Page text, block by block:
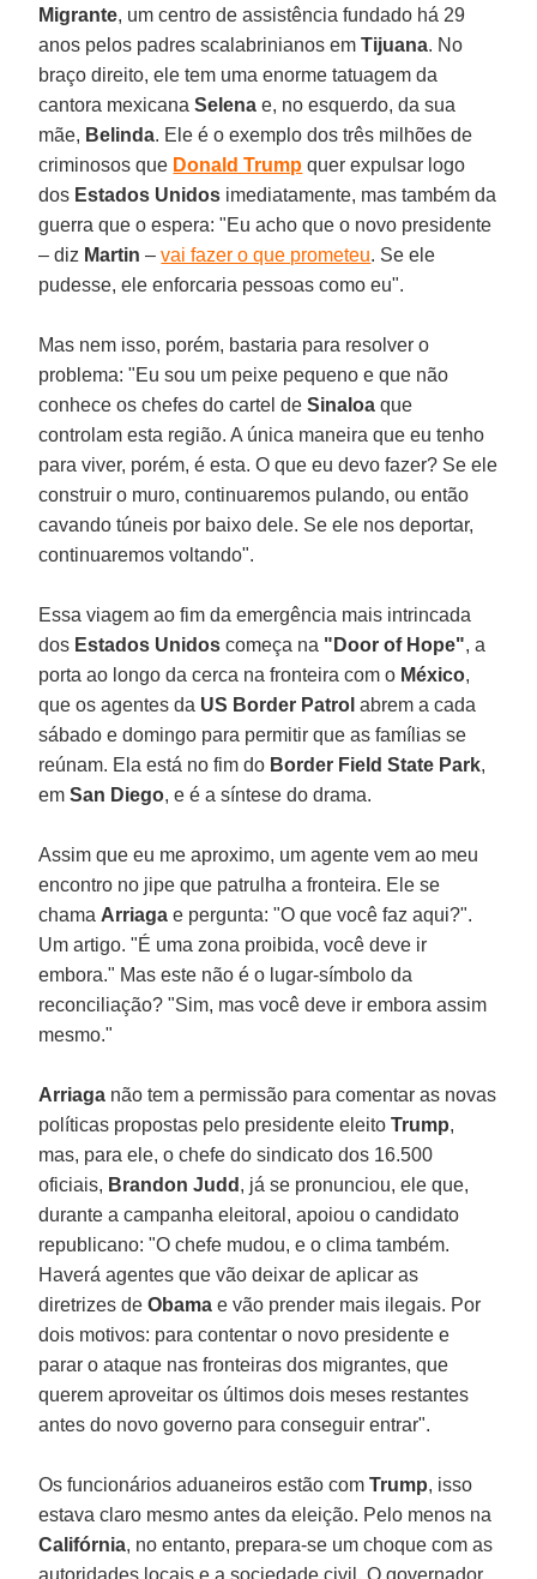
Migrante, um centro de assistência fundado há 29
anos pelos padres scalabrinianos emTijuana. No
braço direito, ele tem uma enorme tatuagem da
cantora mexicanaSelena e, no esquerdo, da sua
mãe, Belinda. Ele é o exemplo dos três milhões de
criminosos que Donald Trump quer expulsar logo
dos Estados Unidos imediatamente, mas também da
guerra que o espera: "Eu acho que o novo presidente
– diz Martin –vai fazer o que prometeu. Se ele
pudesse, ele enforcaria pessoas como eu".
Mas nem isso, porém, bastaria para resolver o
problema: "Eu sou um peixe pequeno e que não
conhece os chefes do cartel deSinaloa que
controlam esta região. A única maneira que eu tenho
para viver, porém, é esta. O que eu devo fazer? Se ele
construir o muro, continuaremos pulando, ou então
cavando túneis por baixo dele. Se ele nos deportar,
continuaremos voltando".
Essa viagem ao fim da emergência mais intrincada
dos Estados Unidos começa na "Door of Hope", a
porta ao longo da cerca na fronteira com o México,
que os agentes da US Border Patrol abrem a cada
sábado e domingo para permitir que as famílias se
reúnam. Ela está no fim do Border Field State Park,
emSan Diego, e é a síntese do drama.
Assim que eu me aproximo, um agente vem ao meu
encontro no jipe que patrulha a fronteira. Ele se
chama Arriaga e pergunta: "O que você faz aqui?".
Um artigo. "É uma zona proibida, você deve ir
embora." Mas este não é o lugar-símbolo da
reconciliação? "Sim, mas você deve ir embora assim
mesmo."
Arriaga não tem a permissão para comentar as novas
políticas propostas pelo presidente eleitoTrump,
mas, para ele, o chefe do sindicato dos 16.500
oficiais, Brandon Judd , já se pronunciou, ele que,
durante a campanha eleitoral, apoiou o candidato
republicano: "O chefe mudou, e o clima também.
Haverá agentes que vão deixar de aplicar as
diretrizes deObama e vão prender mais ilegais. Por
dois motivos: para contentar o novo presidente e
parar o ataque nas fronteiras dos migrantes, que
querem aproveitar os últimos dois meses restantes
antes do novo governo para conseguir entrar".
Os funcionários aduaneiros estão comTrump, isso
estava claro mesmo antes da eleição. Pelo menos na
Califórnia, no entanto, prepara-se um choque com as
autoridades locais e a sociedade civil. O governador